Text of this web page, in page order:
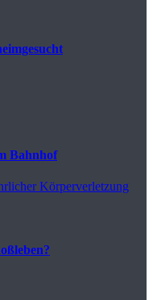
Bahnhof
Körperverletzung